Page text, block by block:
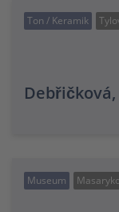
Ton / Keramik
Museum